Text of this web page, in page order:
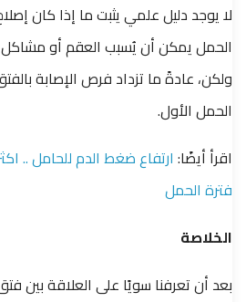
لا يوجد دليل علمي يثبت ما إذا كان
الحمل يمكن أن يُسبب العقم أو
ولكن، عادةً ما تزداد فرص الإصابة
الحمل الأول.
اقرأ أيضًا: ارتفاع ضغط الدم للحامل ..
فترة الحمل
الخلاصة
بعد أن تعرفنا سويًا على العلاقة بين